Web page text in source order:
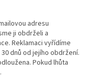
adresu
ji obdrželi a
Reklamaci vyřídíme
dnů od jejího obdržení.
Pokud lhůta